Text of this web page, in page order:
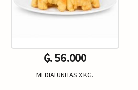
₲. 56.000
MEDIALUNITAS X KG.